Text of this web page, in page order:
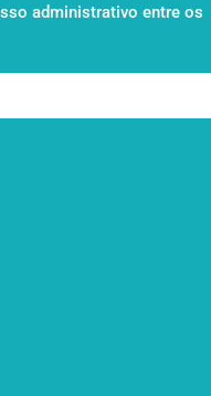
administrativo entre os